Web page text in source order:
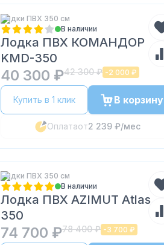
Лодки ПВХ 350 см
В наличии
Лодка ПВХ КОМАНДОР
KMD-350
40 300 ₽42 300 ₽ -2 000 ₽
Купить в 1 клик В корзину
Оплатаот2 239 ₽/мес
Лодки ПВХ 350 см
В наличии
Лодка ПВХ AZIMUT Atlas
350
74 700 ₽78 400 ₽ -3 700 ₽